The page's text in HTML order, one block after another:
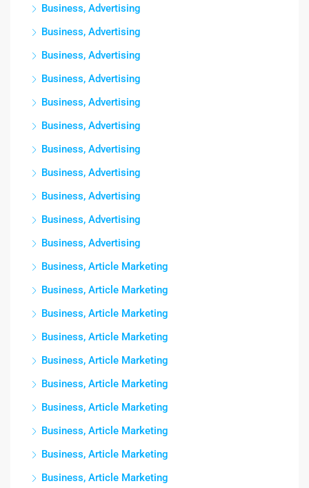
Business, Advertising
Business, Advertising
Business, Advertising
Business, Advertising
Business, Advertising
Business, Advertising
Business, Advertising
Business, Advertising
Business, Advertising
Business, Advertising
Business, Advertising
Business, Article Marketing
Business, Article Marketing
Business, Article Marketing
Business, Article Marketing
Business, Article Marketing
Business, Article Marketing
Business, Article Marketing
Business, Article Marketing
Business, Article Marketing
Business, Article Marketing